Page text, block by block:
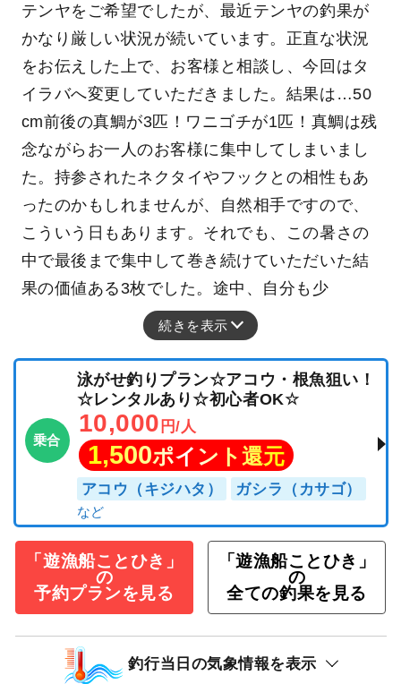
テンヤをご希望でしたが、最近テンヤの釣果が
かなり厳しい状況が続いています。正直な状況
をお伝えした上で、お客様と相談し、今回はタ
イラバへ変更していただきました。結果は…50
cm前後の真鯛が3匹！ワニゴチが1匹！真鯛は残
念ながらお一人のお客様に集中してしまいまし
た。持参されたネクタイやフックとの相性もあ
ったのかもしれませんが、自然相手ですので、
こういう日もあります。それでも、この暑さの
中で最後まで集中して巻き続けていただいた結
果の価値ある3枚でした。途中、自分も少
続きを表示
乗合
泳がせ釣りプラン☆アコウ・根魚狙い！
☆レンタルあり☆初心者OK☆
10,000 円/人
1,500ポイント還元
アコウ（キジハタ） ガシラ（カサゴ）
「遊漁船ことひき」
の
予約プランを見る
「遊漁船ことひき」
の
全ての釣果を見る
釣行当日の気象情報を表示